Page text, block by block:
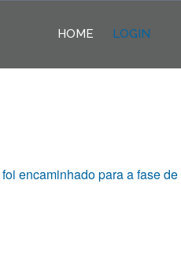
HOME LOGIN
foi encaminhado para a fase de